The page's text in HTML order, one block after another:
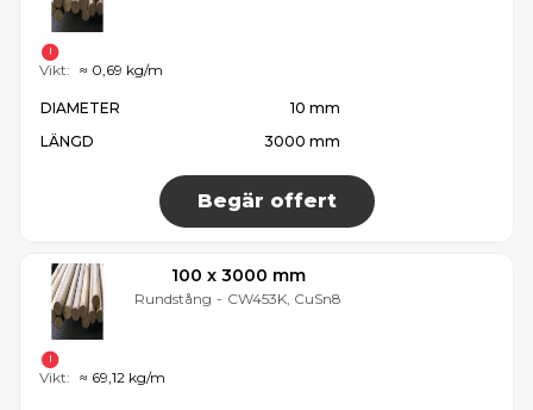
DIAMETER
10 mm
LÄNGD
3000 mm
Begär offert
Vikt: ≈ 0,69 kg/m
100 x 3000 mm
Rundstång - CW453K, CuSn8
Vikt: ≈ 69,12 kg/m